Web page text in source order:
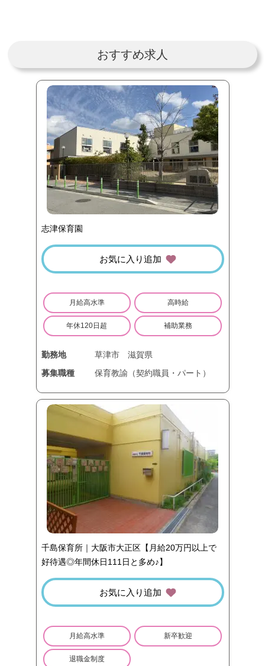
おすすめ求人
志津保育園
お気に入り追加
月給高水準 高時給
年休120日超 補助業務
勤務地 草津市
滋賀県
募集職種
保育教諭（契約職員・パート）
千島保育所｜大阪市大正区【月給20万円以上で
好待遇◎年間休日111日と多め♪】
お気に入り追加
月給高水準 新卒歓迎
退職金制度